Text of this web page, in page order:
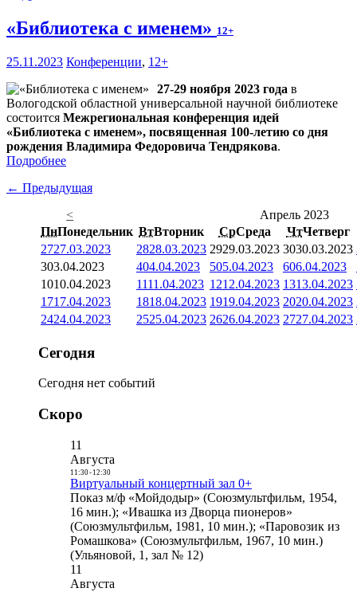
«Библиотека с именем» 12+
25.11.2023 Конференции, 12+
27-29 ноября 2023 года в
Вологодской областной универсальной научной библиотеке
состоится Межрегиональная конференция идей
«Библиотека с именем», посвященная 100-летию со дня
рождения Владимира Федоровича Тендрякова.
Подробнее
← Предыдущая
<
Апрель 2023
ПнПонедельник ВтВторник СрСреда ЧтЧетверг
2727.03.2023 2828.03.2023 2929.03.2023 3030.03.2023
303.04.2023 404.04.2023 505.04.2023 606.04.2023
1010.04.2023 1111.04.2023 1212.04.2023 1313.04.2023
1717.04.2023 1818.04.2023 1919.04.2023 2020.04.2023
2424.04.2023 2525.04.2023 2626.04.2023 2727.04.2023
Сегодня
Сегодня нет событий
Скоро
11
Августа
11:30- 12:30
Виртуальный концертный зал 0+
Показ м/ф «Мойдодыр» (Союзмультфильм, 1954,
16 мин.); «Ивашка из Дворца пионеров»
(Союзмультфильм, 1981, 10 мин.); «Паровозик из
Ромашкова» (Союзмультфильм, 1967, 10 мин.)
(Ульяновой, 1, зал № 12)
11
Августа